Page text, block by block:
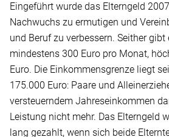
Eingeführt wurde das Elterngeld
Nachwuchs zu ermutigen und
und Beruf zu verbessern. Seither gibt
mindestens 300 Euro pro Monat,
Euro. Die Einkommensgrenze liegt
175.000 Euro: Paare und
versteuerndem Jahreseinkommen
Leistung nicht mehr. Das Elterngeld
lang gezahlt, wenn sich beide